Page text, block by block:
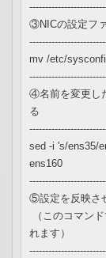
③NICの設定フ
mv /etc/
④名前を変更し
る
sed -i 's/ens35/
ens160
⑤設定を反映さ
（このコマン
れます）